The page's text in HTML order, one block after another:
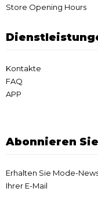
Store Opening Hours
Kontakte
FAQ
APP
Abonnieren
Erhalten Sie Mode-
Ihrer E-Mail